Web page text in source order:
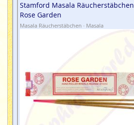
Stamford Masala Räucherstäbchen
Rose Garden
Masala Räucherstäbchen · Masala